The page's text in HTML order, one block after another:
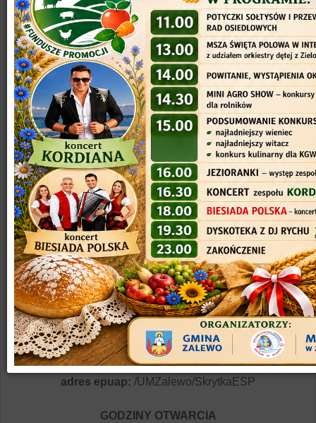
URZĄD MIEJSKI W ZALEWIE
ul. Częstochowska 8, 14 - 230 Zalewo
tel.(89) 758-83-77
tel.(89) 758-81-08
tel.(89) 758-83-06
fax.
(89) 758-82-72
e-mail: urzad@zalewo.pl
adres epuap: /UMZalewo/SkrytkaESP
GODZINY OTWARCIA